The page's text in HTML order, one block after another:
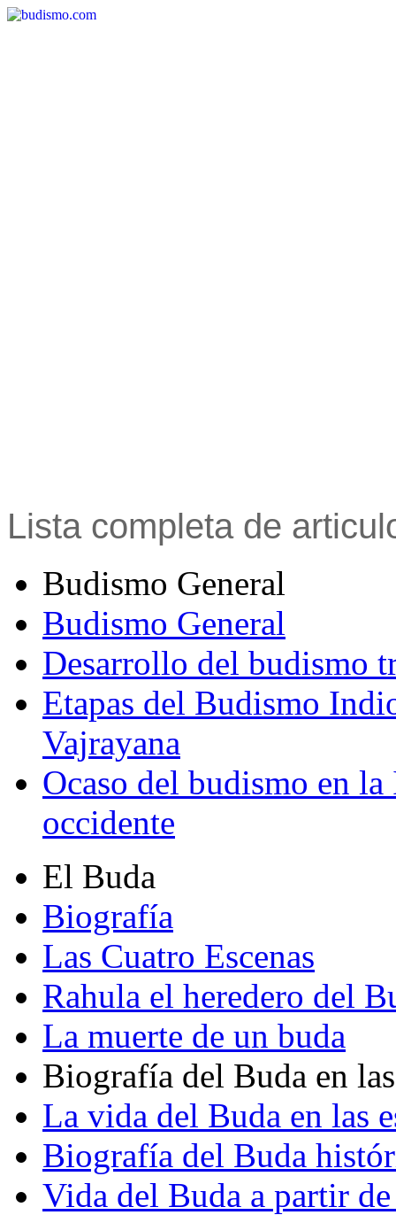
Lista completa de
Budismo General
Budismo General
Desarrollo del budismo
Etapas del Budismo
Vajrayana
Ocaso del budismo en
occidente
El Buda
Biografía
Las Cuatro Escenas
Rahula el heredero del
La muerte de un buda
Biografía del Buda en
La vida del Buda en las
Biografía del Buda
Vida del Buda a partir de